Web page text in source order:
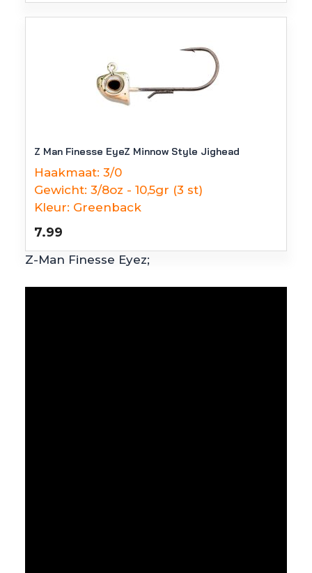
Z Man Finesse EyeZ Minnow Style Jighead
Haakmaat: 3/0
Gewicht: 3/8oz - 10,5gr (3 st)
Kleur: Greenback
7.99
Z-Man Finesse Eyez;